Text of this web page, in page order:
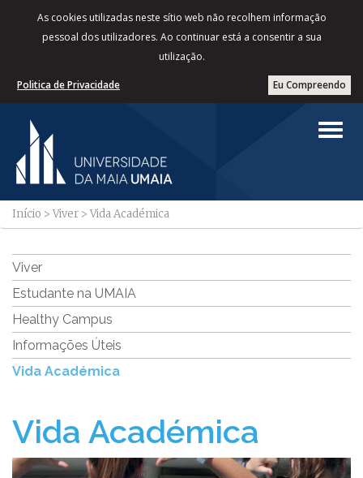
As cookies utilizadas neste sítio web não recolhem informação
pessoal dos utilizadores. Ao continuar está a consentir a sua
utilização.
Eu Compreendo
Politica de Privacidade
Início > Viver > Vida Académica
Viver
Estudante na UMAIA
Healthy Campus
Informações Úteis
Vida Académica
Vida Académica